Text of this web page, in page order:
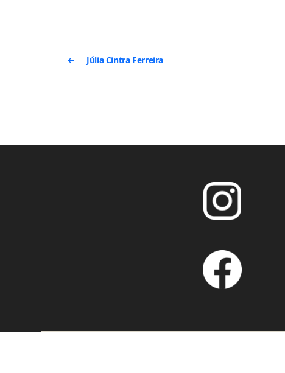
← Júlia Cintra Ferreira